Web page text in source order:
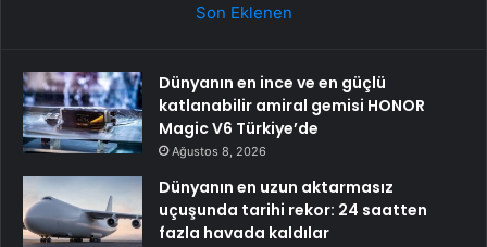
Son Eklenen
Dünyanın en ince ve en güçlü
katlanabilir amiral gemisi HONOR
Magic V6 Türkiye’de
Ağustos 8, 2026
Dünyanın en uzun aktarmasız
uçuşunda tarihi rekor: 24 saatten
fazla havada kaldılar